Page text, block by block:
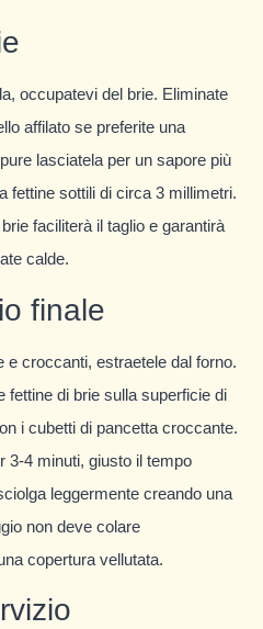
occupatevi del brie. Eliminate
affilato se preferite una
lasciatela per un sapore più
fettine sottili di circa 3 millimetri.
faciliterà il taglio e garantirà
calde.
finale
e croccanti, estraetele dal forno.
fettine di brie sulla superficie di
i cubetti di pancetta croccante.
3-4 minuti, giusto il tempo
leggermente creando una
non deve colare
copertura vellutata.